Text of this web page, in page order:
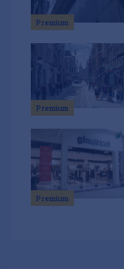
Premium
Premium
Premium